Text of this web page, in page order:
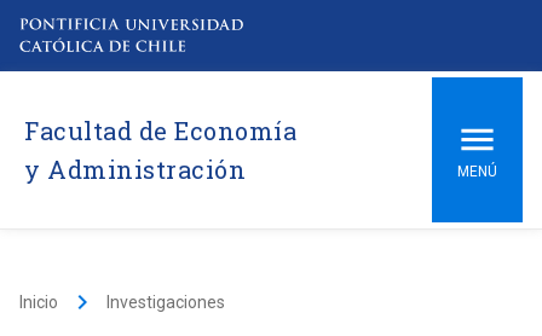
Facultad de Economía
y Administración
MENÚ
Inicio keyboard_arrow_right Investigaciones